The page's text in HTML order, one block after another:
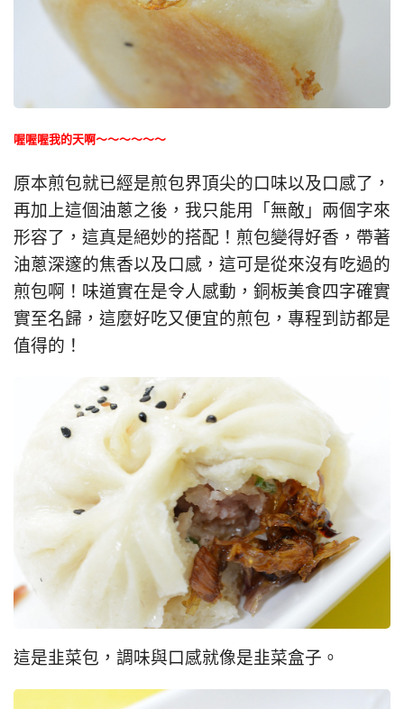
喔喔喔我的天啊～～～～～～
原本煎包就已經是煎包界頂尖的口味以及口感了，
再加上這個油蔥之後，我只能用「無敵」兩個字來
形容了，這真是絕妙的搭配！煎包變得好香，帶著
油蔥深邃的焦香以及口感，這可是從來沒有吃過的
煎包啊！味道實在是令人感動，銅板美食四字確實
實至名歸，這麼好吃又便宜的煎包，專程到訪都是
值得的！
這是韭菜包，調味與口感就像是韭菜盒子。